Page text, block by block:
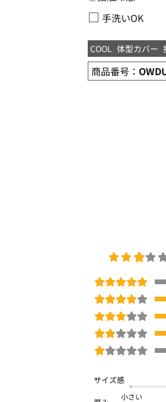
□ 手洗いOK
COOL 体型カバー
商品番号：
小さい